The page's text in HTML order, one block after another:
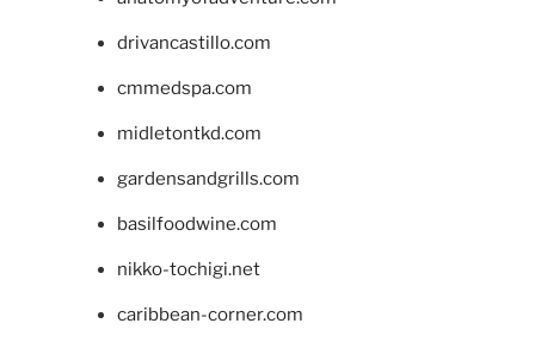
drivancastillo.com
cmmedspa.com
midletontkd.com
gardensandgrills.com
basilfoodwine.com
nikko-tochigi.net
caribbean-corner.com